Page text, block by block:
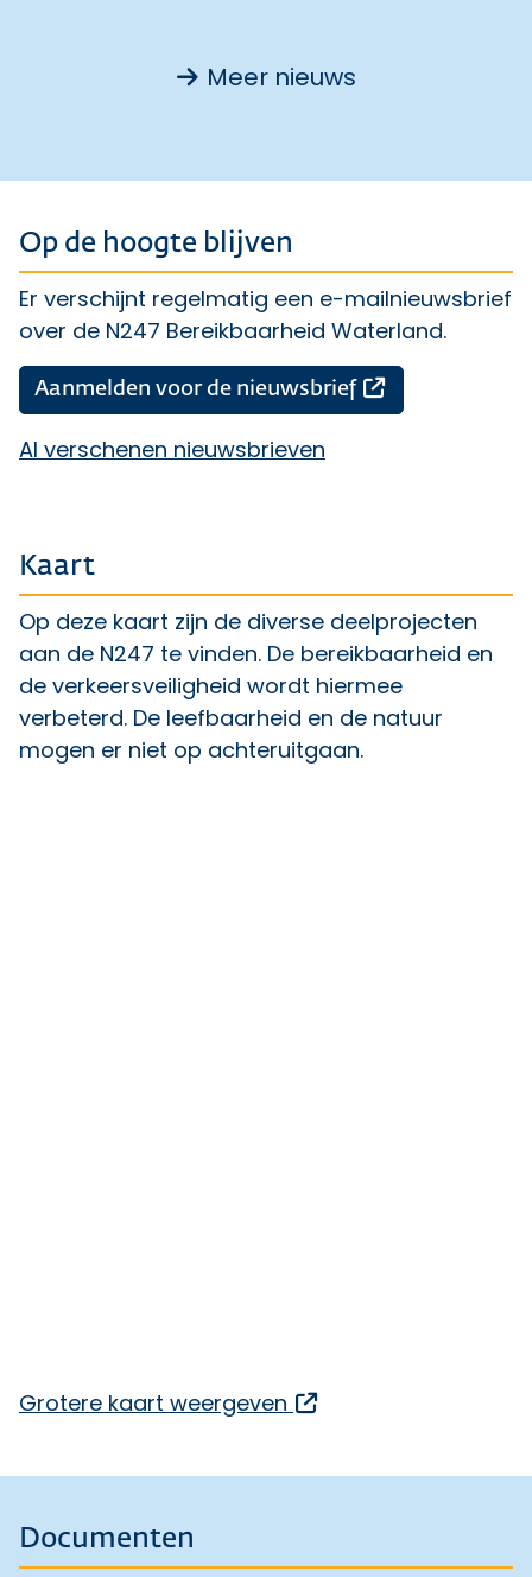
Meer nieuws
Op de hoogte blijven
Er verschijnt regelmatig een e-mailnieuwsbrief
over de N247 Bereikbaarheid Waterland.
Aanmelden voor de nieuwsbrief
Al verschenen nieuwsbrieven
Kaart
Op deze kaart zijn de diverse deelprojecten
aan de N247 te vinden. De bereikbaarheid en
de verkeersveiligheid wordt hiermee
verbeterd. De leefbaarheid en de natuur
mogen er niet op achteruitgaan.
Grotere kaart weergeven
Documenten